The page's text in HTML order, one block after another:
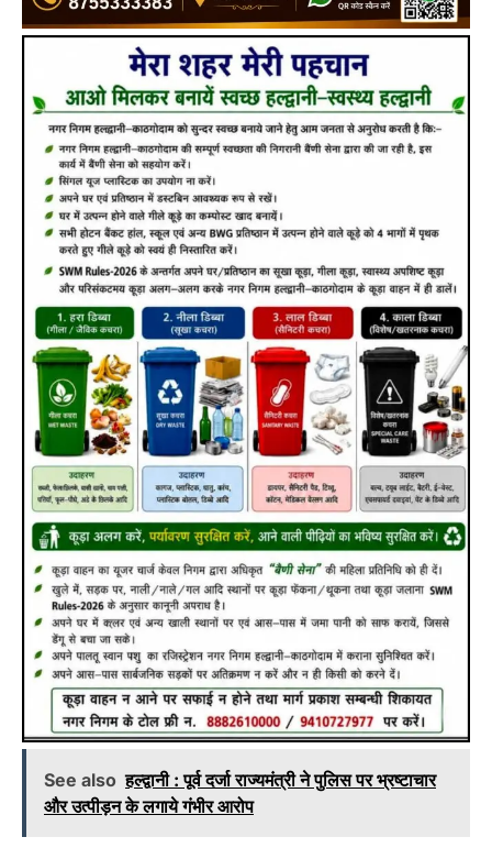
See also हल्द्वानी : पूर्व दर्जा राज्यमंत्री ने पुलिस पर भ्रष्टाचार
और उत्पीड़न के लगाये गंभीर आरोप